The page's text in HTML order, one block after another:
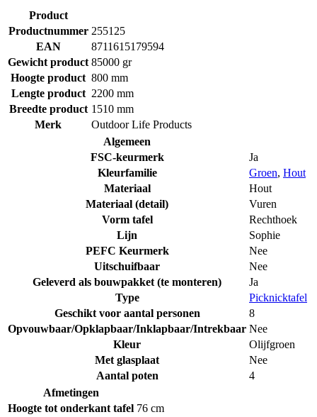
Product
Productnummer 255125
EAN
8711615179594
Gewicht product 85000 gr
Hoogte product 800 mm
Lengte product 2200 mm
Breedte product 1510 mm
Merk
Outdoor Life Products
Algemeen
FSC-keurmerk
Ja
Kleurfamilie
Groen, Hout
Materiaal
Hout
Materiaal (detail)
Vuren
Vorm tafel
Rechthoek
Lijn
Sophie
PEFC Keurmerk
Nee
Uitschuifbaar
Nee
Geleverd als bouwpakket (te monteren)
Ja
Type
Picknicktafel
Geschikt voor aantal personen
8
Opvouwbaar/Opklapbaar/Inklapbaar/Intrekbaar Nee
Kleur
Olijfgroen
Met glasplaat
Nee
Aantal poten
4
Afmetingen
Hoogte tot onderkant tafel 76 cm